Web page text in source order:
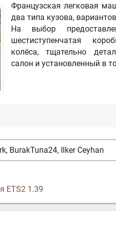
Французская легковая
два типа кузова,
На выбор
шестиступенчатая
колёса, тщательно
салон и установленный в
BurakTuna24, Ilker Ceyhan
ETS2 1.39